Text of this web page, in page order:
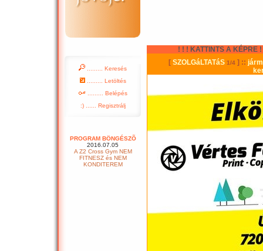
! ! ! KATTINTS A KÉPRE
......... Keresés
......... Letöltés
......... Belépés
:) ...... Regisztrálj
PROGRAM BÖNGÉSZÕ
2016.07.05
A Z2 Cross Gym NEM
FITNESZ és NEM
KONDITEREM